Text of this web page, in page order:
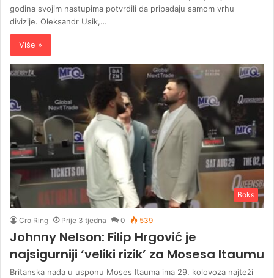
godina svojim nastupima potvrdili da pripadaju samom vrhu
divizije. Oleksandr Usik,…
Više »
Boks
Cro Ring Prije 3 tjedna 0 539
Johnny Nelson: Filip Hrgović je
najsigurniji ‘veliki rizik’ za Mosesa Itaumu
Britanska nada u usponu Moses Itauma ima 29. kolovoza najteži